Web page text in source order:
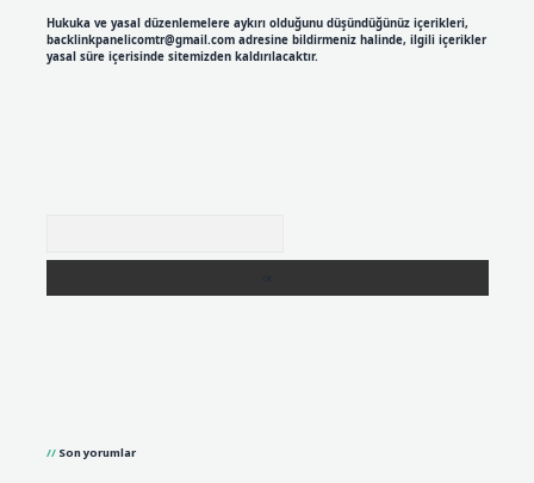
Hukuka ve yasal düzenlemelere aykırı olduğunu düşündüğünüz içerikleri,
backlinkpanelicomtr@gmail.comadresine bildirmeniz halinde, ilgili içerikler
yasal süre içerisinde sitemizden kaldırılacaktır.
Son yorumlar